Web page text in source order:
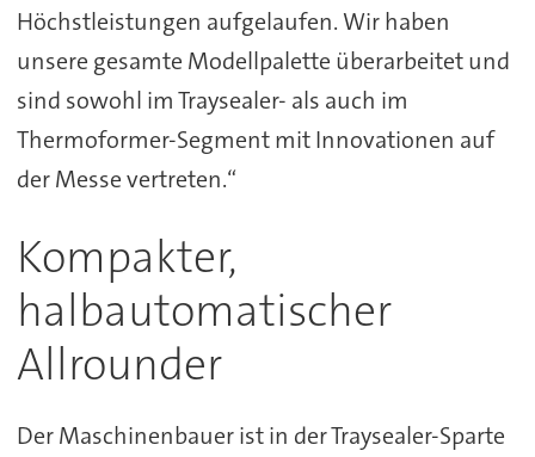
Höchstleistungen aufgelaufen. Wir haben
unsere gesamte Modellpalette überarbeitet und
sind sowohl im Traysealer- als auch im
Thermoformer-Segment mit Innovationen auf
der Messe vertreten.“
Kompakter,
halbautomatischer
Allrounder
Der Maschinenbauer ist in der Traysealer-Sparte